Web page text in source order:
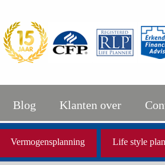
Klanten over
Blog
Life style
Vermogensplanning